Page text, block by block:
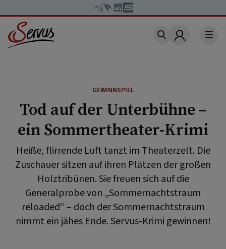
Account
GEWINNSPIEL
Tod auf der Unterbühne –
ein Sommertheater-Krimi
Heiße, flirrende Luft tanzt im Theaterzelt. Die
Zuschauer sitzen auf ihren Plätzen der großen
Holztribünen. Sie freuen sich auf die
Generalprobe von „Sommernachtstraum
reloaded“ – doch der Sommernachtstraum
nimmt ein jähes Ende. Servus-Krimi gewinnen!